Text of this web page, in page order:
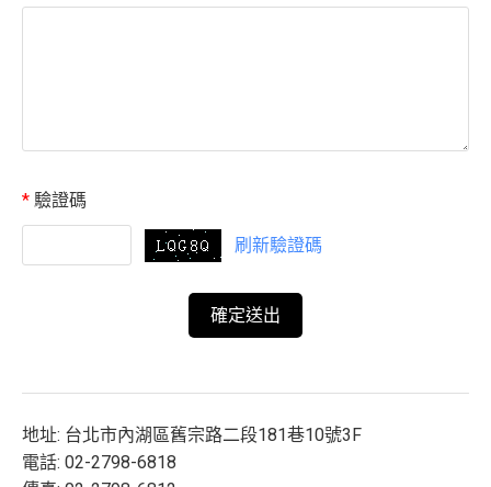
* 驗證碼
刷新驗證碼
地址: 台北市內湖區舊宗路二段181巷10號3F
電話: 02-2798-6818